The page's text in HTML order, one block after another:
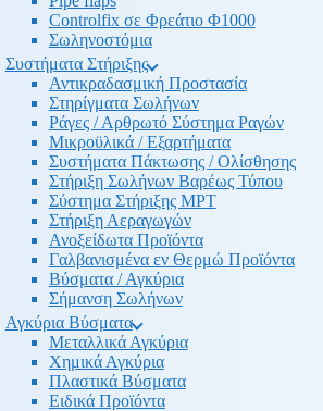
Controlfix σε Φρεάτιο Φ1000
Σωληνοστόμια
Συστήματα Στήριξης
Αντικραδασμική Προστασία
Στηρίγματα Σωλήνων
Ράγες / Αρθρωτό Σύστημα Ραγών
Μικροϋλικά / Εξαρτήματα
Συστήματα Πάκτωσης / Ολίσθησης
Στήριξη Σωλήνων Βαρέως Τύπου
Σύστημα Στήριξης MPT
Στήριξη Αεραγωγών
Ανοξείδωτα Προϊόντα
Γαλβανισμένα εν Θερμώ Προϊόντα
Βύσματα / Αγκύρια
Σήμανση Σωλήνων
Αγκύρια Βύσματα
Μεταλλικά Αγκύρια
Χημικά Αγκύρια
Πλαστικά Βύσματα
Ειδικά Προϊόντα